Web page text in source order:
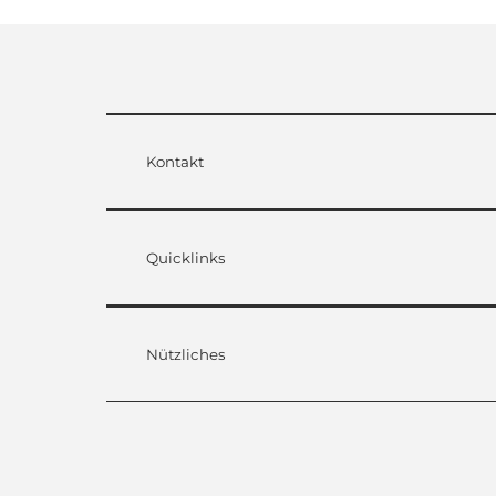
Kontakt
Quicklinks
Nützliches